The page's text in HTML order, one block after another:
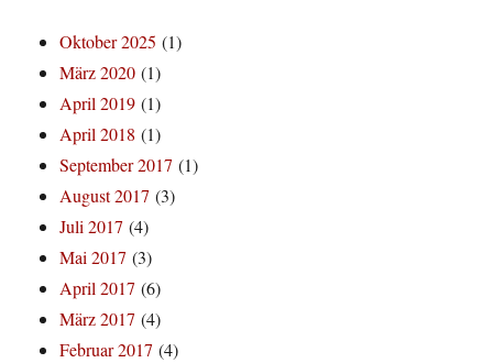
Oktober 2025 (1)
März 2020 (1)
April 2019 (1)
April 2018 (1)
September 2017 (1)
August 2017 (3)
Juli 2017 (4)
Mai 2017 (3)
April 2017 (6)
März 2017 (4)
Februar 2017 (4)